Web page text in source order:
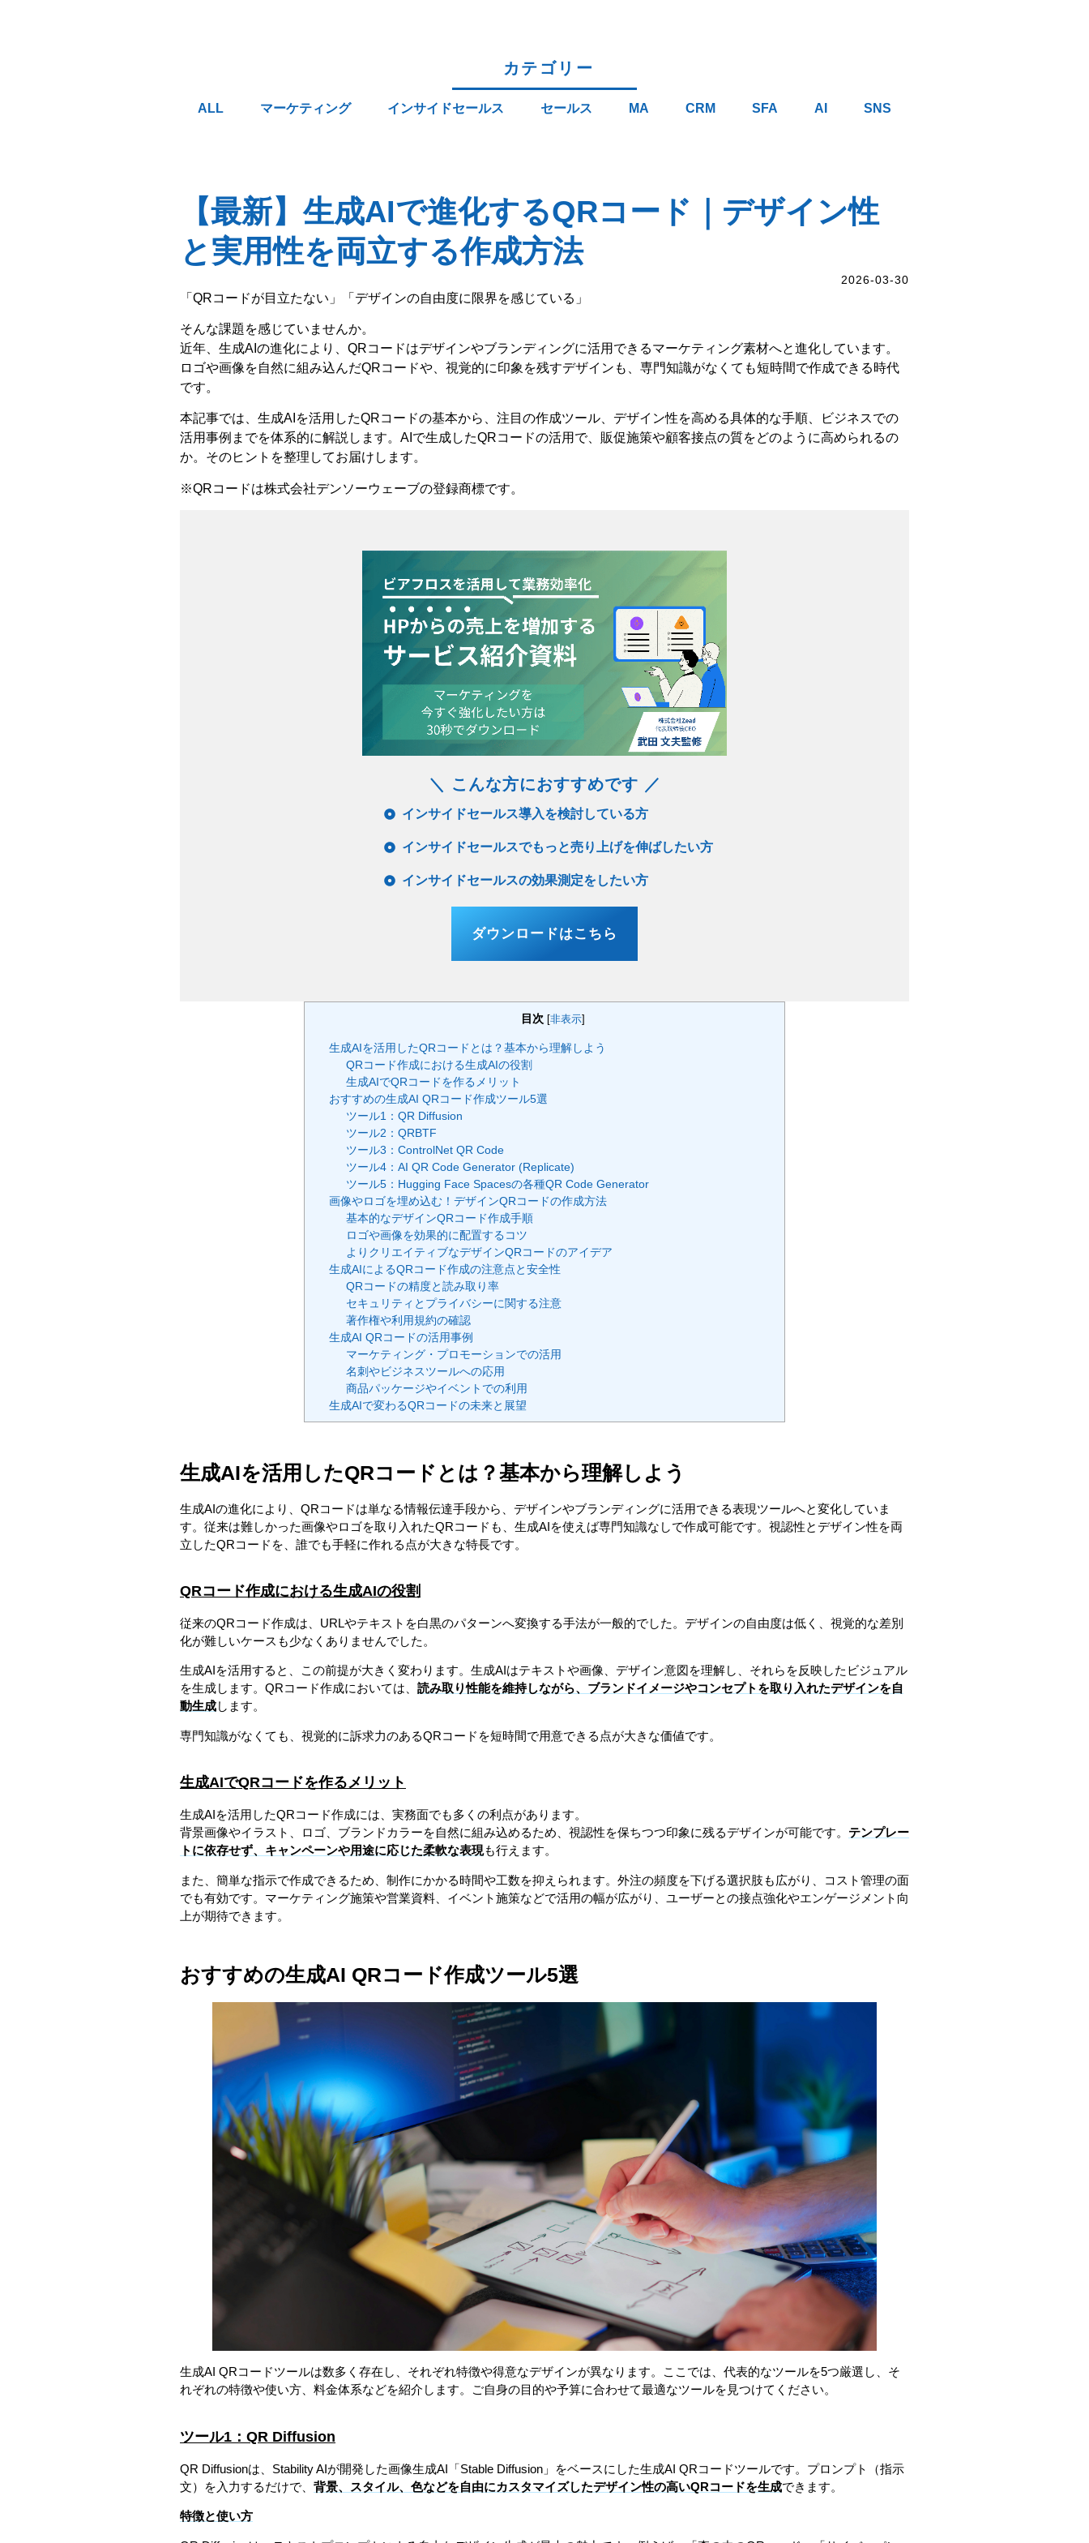
カテゴリー
ALL マーケティング インサイドセールス セールス MA CRM SFA AI SNS
【最新】生成AIで進化するQRコード｜デザイン性
と実用性を両立する作成方法
2026-03-30
「QRコードが目立たない」「デザインの自由度に限界を感じている」
そんな課題を感じていませんか。
近年、生成AIの進化により、QRコードはデザインやブランディングに活用できるマーケティング素材へと進化しています。
ロゴや画像を自然に組み込んだQRコードや、視覚的に印象を残すデザインも、専門知識がなくても短時間で作成できる時代
です。
本記事では、生成AIを活用したQRコードの基本から、注目の作成ツール、デザイン性を高める具体的な手順、ビジネスでの
活用事例までを体系的に解説します。AIで生成したQRコードの活用で、販促施策や顧客接点の質をどのように高められるの
か。そのヒントを整理してお届けします。
※QRコードは株式会社デンソーウェーブの登録商標です。
＼ こんな方におすすめです ／
インサイドセールス導入を検討している方
インサイドセールスでもっと売り上げを伸ばしたい方
インサイドセールスの効果測定をしたい方
ダウンロードはこちら
目次 [非表示]
生成AIを活用したQRコードとは？基本から理解しよう
QRコード作成における生成AIの役割
生成AIでQRコードを作るメリット
おすすめの生成AI QRコード作成ツール5選
ツール1：QR Diffusion
ツール2：QRBTF
ツール3：ControlNet QR Code
ツール4：AI QR Code Generator (Replicate)
ツール5：Hugging Face Spacesの各種QR Code Generator
画像やロゴを埋め込む！デザインQRコードの作成方法
基本的なデザインQRコード作成手順
ロゴや画像を効果的に配置するコツ
よりクリエイティブなデザインQRコードのアイデア
生成AIによるQRコード作成の注意点と安全性
QRコードの精度と読み取り率
セキュリティとプライバシーに関する注意
著作権や利用規約の確認
生成AI QRコードの活用事例
マーケティング・プロモーションでの活用
名刺やビジネスツールへの応用
商品パッケージやイベントでの利用
生成AIで変わるQRコードの未来と展望
生成AIを活用したQRコードとは？基本から理解しよう
生成AIの進化により、QRコードは単なる情報伝達手段から、デザインやブランディングに活用できる表現ツールへと変化していま
す。従来は難しかった画像やロゴを取り入れたQRコードも、生成AIを使えば専門知識なしで作成可能です。視認性とデザイン性を両
立したQRコードを、誰でも手軽に作れる点が大きな特長です。
QRコード作成における生成AIの役割
従来のQRコード作成は、URLやテキストを白黒のパターンへ変換する手法が一般的でした。デザインの自由度は低く、視覚的な差別
化が難しいケースも少なくありませんでした。
生成AIを活用すると、この前提が大きく変わります。生成AIはテキストや画像、デザイン意図を理解し、それらを反映したビジュアル
を生成します。QRコード作成においては、 読み取り性能を維持しながら、ブランドイメージやコンセプトを取り入れたデザインを自
動生成します。
専門知識がなくても、視覚的に訴求力のあるQRコードを短時間で用意できる点が大きな価値です。
生成AIでQRコードを作るメリット
生成AIを活用したQRコード作成には、実務面でも多くの利点があります。
背景画像やイラスト、ロゴ、ブランドカラーを自然に組み込めるため、視認性を保ちつつ印象に残るデザインが可能です。 テンプレー
トに依存せず、キャンペーンや用途に応じた柔軟な表現も行えます。
また、簡単な指示で作成できるため、制作にかかる時間や工数を抑えられます。外注の頻度を下げる選択肢も広がり、コスト管理の面
でも有効です。マーケティング施策や営業資料、イベント施策などで活用の幅が広がり、ユーザーとの接点強化やエンゲージメント向
上が期待できます。
おすすめの生成AI QRコード作成ツール5選
生成AI QRコードツールは数多く存在し、それぞれ特徴や得意なデザインが異なります。ここでは、代表的なツールを5つ厳選し、そ
れぞれの特徴や使い方、料金体系などを紹介します。ご自身の目的や予算に合わせて最適なツールを見つけてください。
ツール1：QR Diffusion
QR Diffusionは、Stability AIが開発した画像生成AI「Stable Diffusion」をベースにした生成AI QRコードツールです。プロンプト（指示
文）を入力するだけで、 背景、スタイル、色などを自由にカスタマイズしたデザイン性の高いQRコードを生成できます。
特徴と使い方